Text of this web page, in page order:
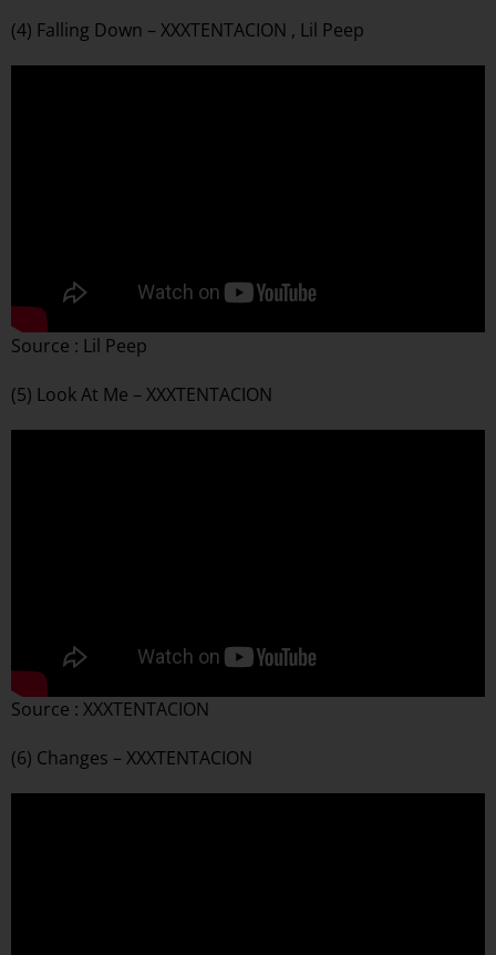
(4) Falling Down – XXXTENTACION , Lil Peep
Source : Lil Peep
(5) Look At Me – XXXTENTACION
Source : XXXTENTACION
(6) Changes – XXXTENTACION